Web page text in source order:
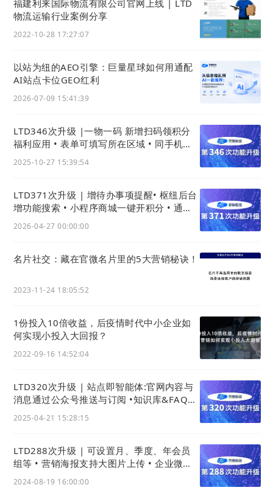
使用NFC工具（比如使用安卓手机上的NFC Tools
Pro这个App）写入NFC卡片即可。
后续枢纽云也将推出专用的精美NFC名片卡片供各位
操作流程
操作路径：官微中心 - 应用 - 官微名片 - 成员管理 -
NFC设置
目前需要下面两个字段：
应用程序包名
点击红框内的NFC设置，在弹窗内复制即可
ii. 写入NFC卡片
NFC卡片或者NFC标签可通过1688或者淘宝等电商平
台采购。
以刚才提到的NFC Tools Pro为例，然后切换到写，
点击添加记录。设置为刚才复制的两个字符串。进行
福建利来国际物流有限公司官网上线 | LTD
物流运输行业案例分享
2022-10-28 17:27:07
以站为纽的AEO引擎：巨量星球如何用通配
AI站点卡位GEO红利
2026-07-09 15:41:39
LTD346次升级 |一物一码 新增扫码领积分
福利应用 • 表单可填写所在区域 • 同手机号
2025-10-27 15:39:54
LTD371次升级 | 增待办事项提醒• 枢纽后台
增功能搜索 • 小程序商城一键开积分 • 通用
2026-04-27 00:00:00
名片社交：藏在官微名片里的5大营销秘诀！
2023-11-24 18:05:52
1份投入10倍收益，后疫情时代中小企业如
何实现小投入大回报？
2022-09-16 14:52:04
LTD320次升级 | 站点即智能体:官网内容与
消息通过公众号推送与订阅 •知识库&FAQ接
2025-04-21 15:28:15
LTD288次升级 | 可设置月、季度、年会员
组等 • 营销海报支持大图片上传 • 企业微信
2024-08-19 16:00:00